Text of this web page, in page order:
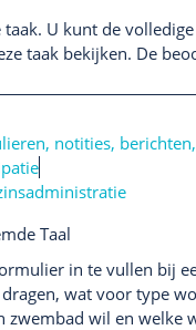
U kunt de
taak bekijken. De
, notities,
Taal
in te vullen bij
wat voor type
zwembad wil en